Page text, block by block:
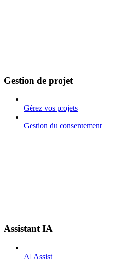
Gestion de projet
Gérez vos projets
Gestion du consentement
Assistant IA
AI Assist